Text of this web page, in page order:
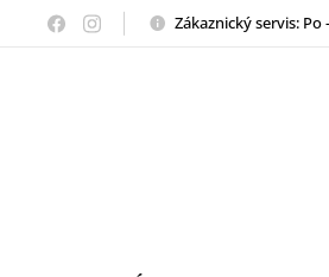
Zákaznický servis: Po